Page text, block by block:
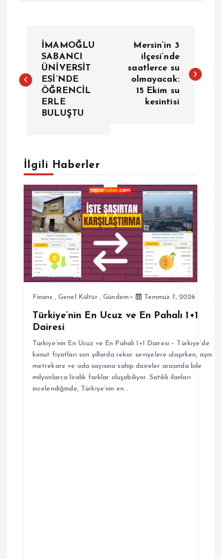
z
e
z
n
m
e
İMAMOĞLU
SABANCI
ÜNİVERSİT
ESİ’NDE
ÖĞRENCİL
ERLE
BULUŞTU
Mersin’in 3
ilçesi’nde
saatlerce su
olmayacak:
15 Ekim su
kesintisi
İlgili Haberler
Finans ,Genel Kültür,Gündem Temmuz 7, 2026
Türkiye’nin En Ucuz ve En Pahalı 1+1
Dairesi
Türkiye’nin En Ucuz ve En Pahalı 1+1 Dairesi – Türkiye’de
konut fiyatları son yıllarda rekor seviyelere ulaşırken, aynı
metrekare ve oda sayısına sahip daireler arasında bile
milyonlarca liralık farklar oluşabiliyor. Satılık ilanları
incelendiğinde, Türkiye’nin en…